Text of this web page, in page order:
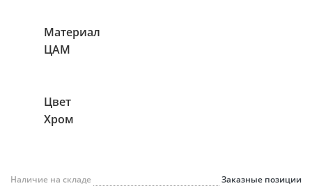
Материал
ЦАМ
Цвет
Хром
Наличие на складе
Заказные позиции